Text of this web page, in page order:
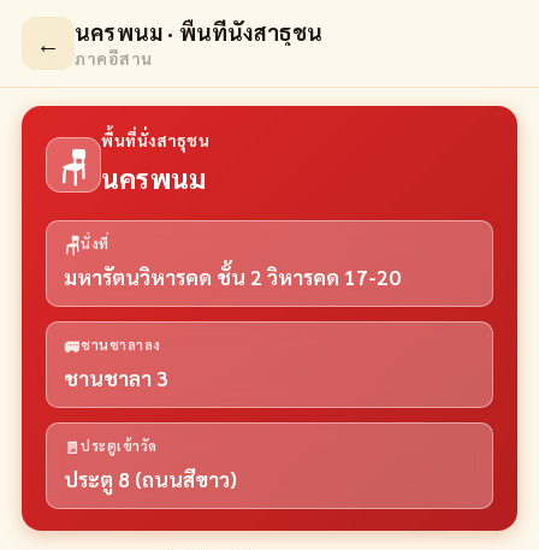
← นครพนม · พื้นที่นั่งสาธุชน
ภาคอีสาน
🪑
พื้นที่นั่งสาธุชน
นครพนม
🪑นั่งที่
มหารัตนวิหารคด ชั้น 2 วิหารคด 17-20
🚐ชานชาลาลง
ชานชาลา 3
🚪ประตูเข้าวัด
ประตู 8 (ถนนสีขาว)